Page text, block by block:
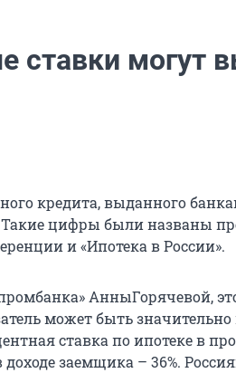
ставки могут
кредита, выданного
Такие цифры были названы
и «Ипотека в России».
АнныГорячевой,
может быть
ставка по ипотеке в
доходе заемщика – 36%.